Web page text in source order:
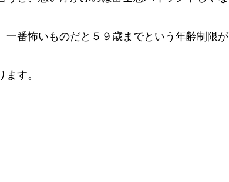
番怖いものだと５９歳までという年齢制限が
す。